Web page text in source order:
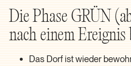
Die Phase GRÜN
nach einem Ereignis
Das Dorf ist wieder